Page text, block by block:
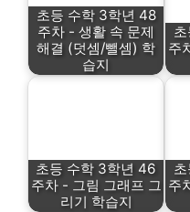
초등 수학 3학년 48
주차 - 생활 속 문제
해결 (덧셈/뺄셈) 학
습지
주
초등 수학 3학년 46
주차 - 그림 그래프 그
리기 학습지
주